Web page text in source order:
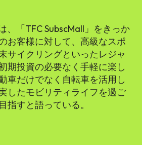
、「TFC SubscMall」をきっか
お客様に対して、高級なスポ
サイクリングといったレジャ
期投資の必要なく手軽に楽し
車だけでなく自転車を活用し
したモビリティライフを過ご
指すと語っている。